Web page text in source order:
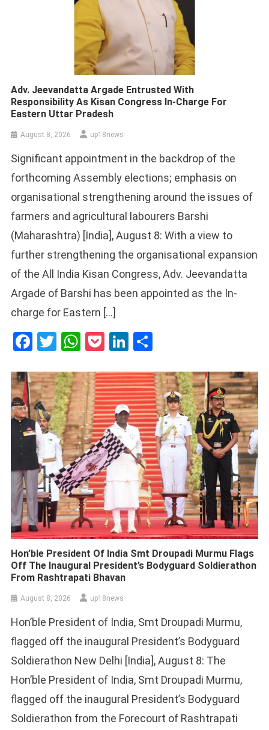
Adv. Jeevandatta Argade Entrusted With
Responsibility As Kisan Congress In-Charge For
Eastern Uttar Pradesh
August 8, 2026 up18news
Significant appointment in the backdrop of the
forthcoming Assembly elections; emphasis on
organisational strengthening around the issues of
farmers and agricultural labourers Barshi
(Maharashtra) [India], August 8: With a view to
further strengthening the organisational expansion
of the All India Kisan Congress, Adv. Jeevandatta
Argade of Barshi has been appointed as the In-
charge for Eastern […]
Facebook
Twitter
WhatsApp
PocketLinkedIn
Hon’ble President Of India Smt Droupadi Murmu Flags
Off The Inaugural President’s Bodyguard Soldierathon
From Rashtrapati Bhavan
August 8, 2026 up18news
Hon’ble President of India, Smt Droupadi Murmu,
flagged off the inaugural President’s Bodyguard
Soldierathon New Delhi [India], August 8: The
Hon’ble President of India, Smt Droupadi Murmu,
flagged off the inaugural President’s Bodyguard
Soldierathon from the Forecourt of Rashtrapati